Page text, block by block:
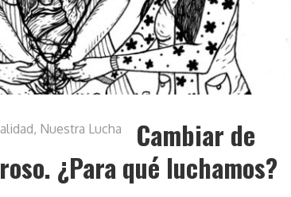
, Nuestra Lucha
Cambiar de
¿Para qué luchamos?